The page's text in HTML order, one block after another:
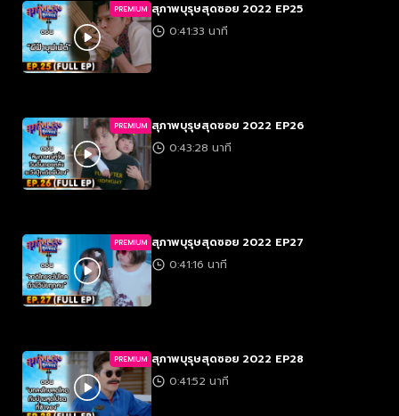
PREMIUM สุภาพบุรุษสุดซอย 2022 EP25
0:41:33 นาที
PREMIUM สุภาพบุรุษสุดซอย 2022 EP26
0:43:28 นาที
PREMIUM สุภาพบุรุษสุดซอย 2022 EP27
0:41:16 นาที
PREMIUM สุภาพบุรุษสุดซอย 2022 EP28
0:41:52 นาที